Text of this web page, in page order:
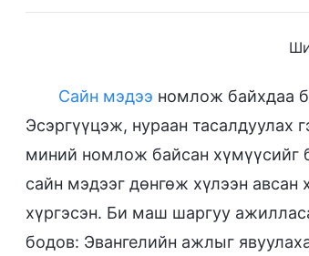
Сайн мэдээ номлож байхдаа
Эсэргүүцэж, нураан тасалдуулах
миний номлож байсан хүмүүсийг
сайн мэдээг дөнгөж хүлээн
хүргэсэн. Би маш шаргуу
бодов: Эвангелийн ажлыг